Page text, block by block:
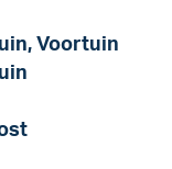
Voortuin